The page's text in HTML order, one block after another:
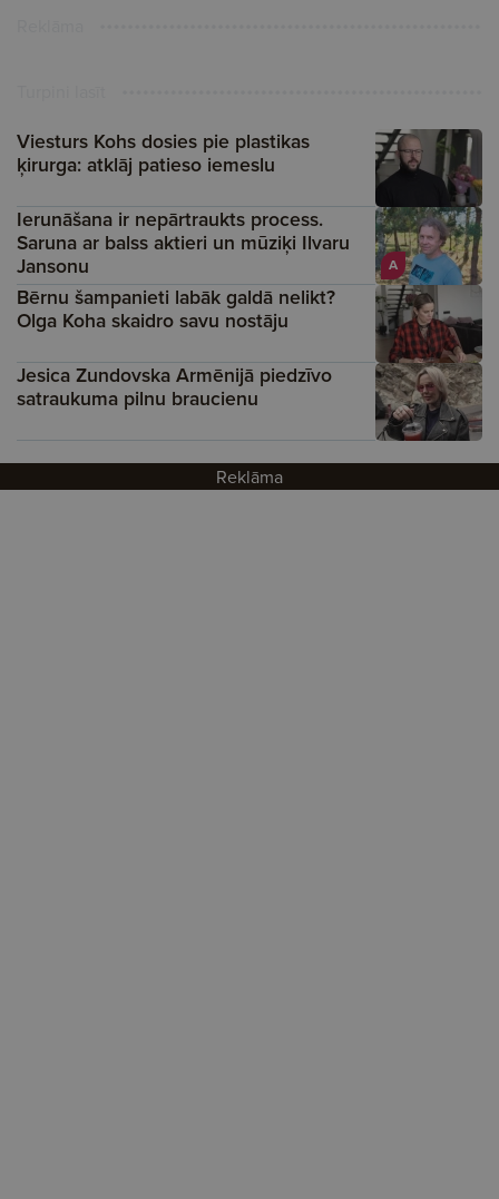
Viesturs Kohs dosies pie plastikas
ķirurga: atklāj patieso iemeslu
A
Ierunāšana ir nepārtraukts process.
Saruna ar balss aktieri un mūziķi Ilvaru
Jansonu
Bērnu šampanieti labāk galdā nelikt?
Olga Koha skaidro savu nostāju
Jesica Zundovska Armēnijā piedzīvo
satraukuma pilnu braucienu
Reklāma